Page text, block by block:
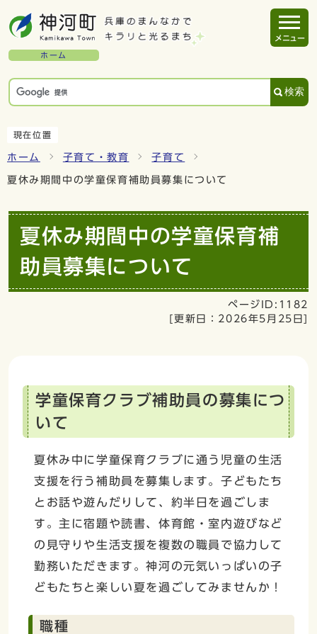
ホーム
検索
メニュー
現在位置
ホーム 子育て・教育 子育て
夏休み期間中の学童保育補助員募集について
夏休み期間中の学童保育補
助員募集について
ページID:1182
[更新日： 2026年5月25日]
学童保育クラブ補助員の募集につ
いて
夏休み中に学童保育クラブに通う児童の生活
支援を行う補助員を募集します。子どもたち
とお話や遊んだりして、約半日を過ごしま
す。主に宿題や読書、体育館・室内遊びなど
の見守りや生活支援を複数の職員で協力して
勤務いただきます。神河の元気いっぱいの子
どもたちと楽しい夏を過ごしてみませんか！
職種